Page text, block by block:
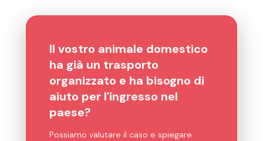
Il vostro animale domestico
ha già un trasporto
organizzato e ha bisogno di
aiuto per l'ingresso nel
paese?
Possiamo valutare il caso e spiegare